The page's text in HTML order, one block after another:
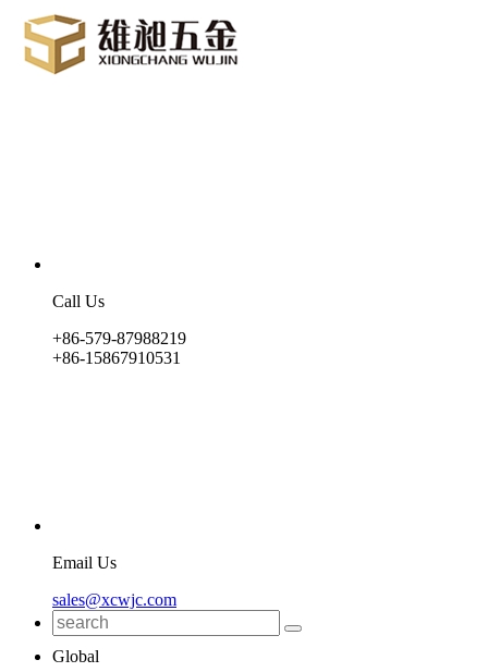
Call Us
+86-579-87988219
+86-15867910531
Email Us
sales@xcwjc.com
Global